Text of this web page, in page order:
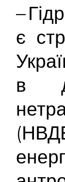
–
є
в